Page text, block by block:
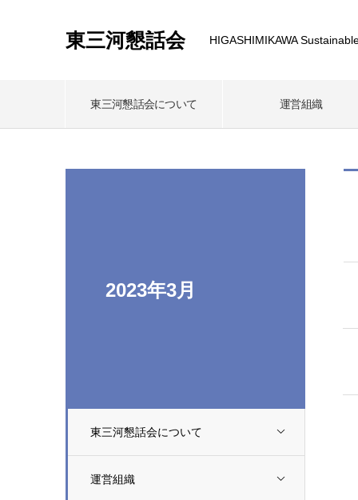
東三河懇話会 HIGASHIMIKAWA
東三河懇話会について 運営組織
2023年3月
東三河懇話会について
運営組織